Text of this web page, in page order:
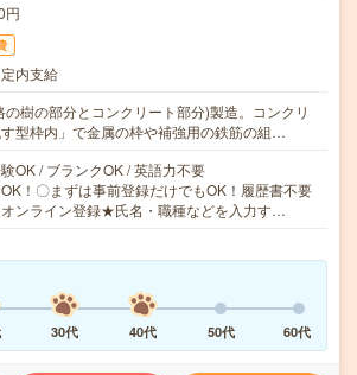
円
内支給
の樹の部分とコンクリート部分)製造。コンクリ
型枠内」で金属の枠や補強用の鉄筋の組…
OK / ブランクOK / 英語力不要
！〇まずは事前登録だけでもOK！履歴書不要
ンライン登録★氏名・職種などを入力す…
30代 40代 50代 60代